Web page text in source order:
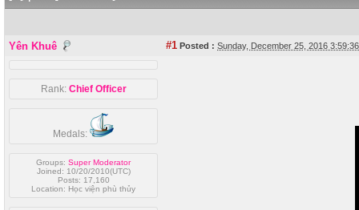
Yên Khuê #1 Posted : Sunday, December 25, 2016
Rank: Chief Officer
Medals:
Groups: Super Moderator
Joined: 10/20/2010(UTC)
Posts: 17,160
Location: Học viện phù thủy